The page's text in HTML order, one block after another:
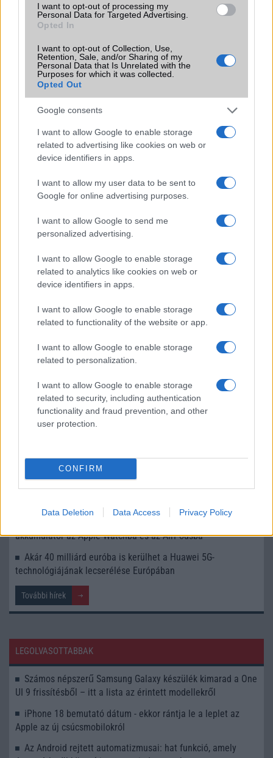
I want to opt-out of processing my
Personal Data for Targeted Advertising.
Opted In
I want to opt-out of Collection, Use,
Retention, Sale, and/or Sharing of my
Personal Data that Is Unrelated with the
Purposes for which it was collected.
Opted Out
Google consents
I want to allow Google to enable storage
related to advertising like cookies on web or
device identifiers in apps.
I want to allow my user data to be sent to
Google for online advertising purposes.
I want to allow Google to send me
personalized advertising.
I want to allow Google to enable storage
related to analytics like cookies on web or
device identifiers in apps.
I want to allow Google to enable storage
related to functionality of the website or app.
I want to allow Google to enable storage
related to personalization.
I want to allow Google to enable storage
related to security, including authentication
functionality and fraud prevention, and other
user protection.
CONFIRM
Data Deletion Data Access Privacy Policy
Az Android rejtett automatizmusai: hat
funkció, amely észrevétlenül könnyíti
meg a mindennapokat
2026.06.14| Android Police
Sok felhasználó külön alkalmazásokra esküszik, pedig az
Android már évek óta olyan intelligens funkciókat kínál,
amelyek maguktól dolgoznak a háttérben.
Ez a rejtett Samsung funkció teljesen
megváltoztatja a mobilhasználatot –
sokan mégsem tudnak róla
Az Edge Panel az egyik leghasznosabb funkció, amely
jelentősen felgyorsítja a mindennapi használatot,
KAPCSOLÓDÓ HÍREK
Meta Threads bővíti az üzenetküldést: jönnek a csoportos
chat-ek az EU-ban
Apple vs. EU: újabb összecsapás a felhasználói védelem és
a szabályozás frontján
Az EU-ban késik az új Siri: az Apple a Digitális Piacokról
szóló törvényt okolja
Nyílt konfliktus az Apple és az EU között: Brüsszel
visszautasította a Siri AI késésével kapcsolatos vádakat
Pencil: cserélhető akkumulátort kap a következő generáció
Szigoríthatja a közösségi média használatát az Európai
akkumulátor az Apple Watchba és az AirPodsba
Akár 40 milliárd euróba is kerülhet a Huawei 5G-
technológiájának lecserélése Európában
További hírek
LEGOLVASOTTABBAK
Számos népszerű Samsung Galaxy készülék kimarad a One
UI 9 frissítésből – itt a lista az érintett modellekről
iPhone 18 bemutató dátum - ekkor rántja le a leplet az
Apple az új csúcsmobilokról
Az Android rejtett automatizmusai: hat funkció, amely